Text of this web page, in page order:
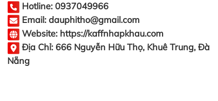
Hotline: 0937049966
Email: dauphitho@gmail.com
Website: https://kaffnhapkhau.com
Địa Chỉ: 666 Nguyễn Hữu Thọ, Khuê Trung, Đà
Nẵng